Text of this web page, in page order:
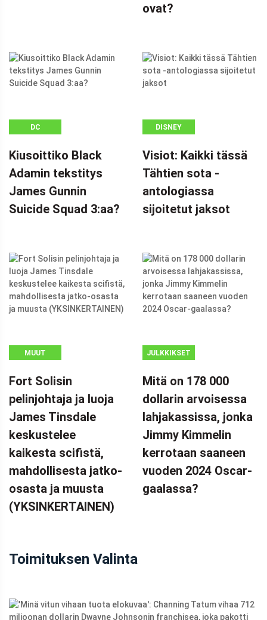
ovat?
DC
Kiusoittiko Black
Adamin tekstitys
James Gunnin
Suicide Squad 3:aa?
DISNEY
Visiot: Kaikki tässä
Tähtien sota -
antologiassa
sijoitetut jaksot
MUUT
Fort Solisin
pelinjohtaja ja luoja
James Tinsdale
keskustelee
kaikesta scifistä,
mahdollisesta jatko-
osasta ja muusta
(YKSINKERTAINEN)
JULKKIKSET
Mitä on 178 000
dollarin arvoisessa
lahjakassissa, jonka
Jimmy Kimmelin
kerrotaan saaneen
vuoden 2024 Oscar-
gaalassa?
Toimituksen Valinta